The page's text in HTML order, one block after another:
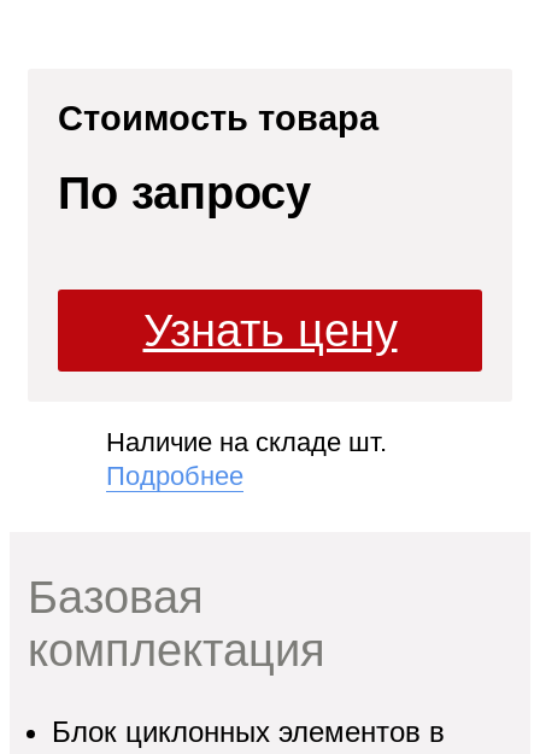
Стоимость товара
По запросу
Узнать цену
Наличие на складе шт.
Подробнее
Базовая
комплектация
Блок циклонных элементов в